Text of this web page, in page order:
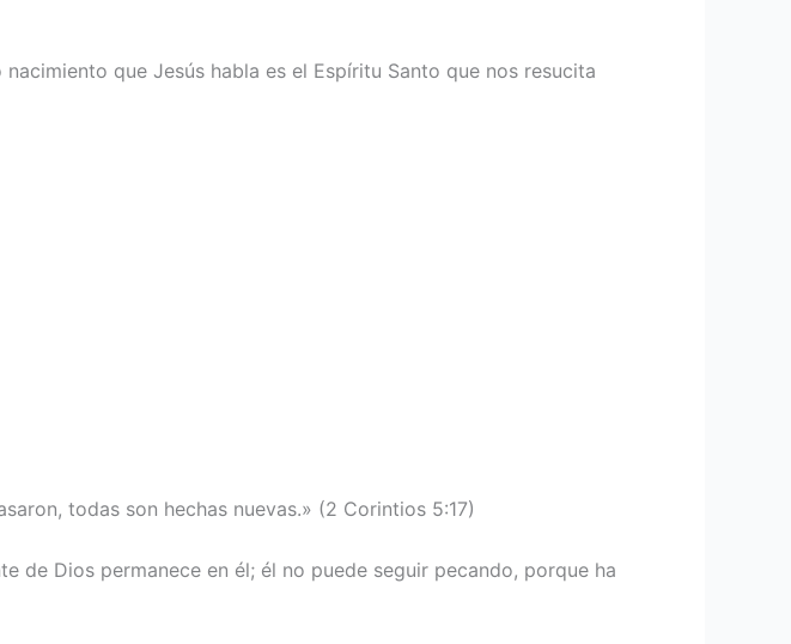
que Jesús habla es el Espíritu Santo que nos resucita
todas son hechas nuevas.» (2 Corintios 5:17)
de Dios permanece en él; él no puede seguir pecando, porque ha